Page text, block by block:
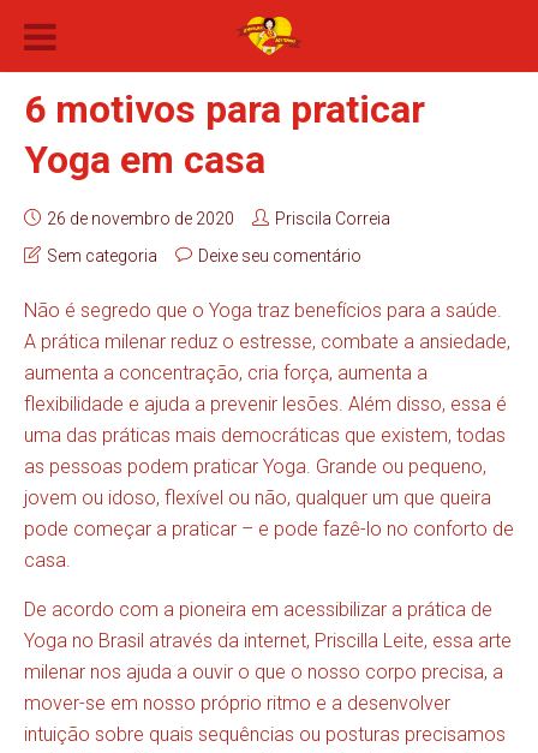
6 motivos para praticar
Yoga em casa
26 de novembro de 2020
Priscila Correia
Sem categoria
Deixe seu comentário
Não é segredo que o Yoga traz benefícios para a saúde.
A prática milenar reduz o estresse, combate a ansiedade,
aumenta a concentração, cria força, aumenta a
flexibilidade e ajuda a prevenir lesões. Além disso, essa é
uma das práticas mais democráticas que existem, todas
as pessoas podem praticar Yoga. Grande ou pequeno,
jovem ou idoso, flexível ou não, qualquer um que queira
pode começar a praticar – e pode fazê-lo no conforto de
casa.
De acordo com a pioneira em acessibilizar a prática de
Yoga no Brasil através da internet, Priscilla Leite, essa arte
milenar nos ajuda a ouvir o que o nosso corpo precisa, a
mover-se em nosso próprio ritmo e a desenvolver
intuição sobre quais sequências ou posturas precisamos